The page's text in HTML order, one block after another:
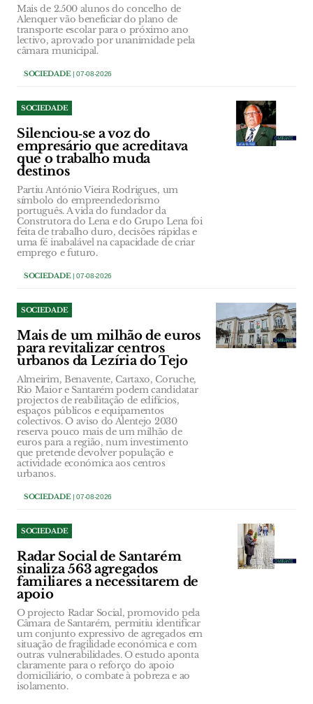
Mais de 2.500 alunos do concelho de
Alenquer vão beneficiar do plano de
transporte escolar para o próximo ano
lectivo, aprovado por unanimidade pela
câmara municipal.
SOCIEDADE| 07-08-2026
SOCIEDADE
Silenciou‑se a voz do
empresário que acreditava
que o trabalho muda
destinos
Partiu António Vieira Rodrigues, um
símbolo do empreendedorismo
português. A vida do fundador da
Construtora do Lena e do Grupo Lena foi
feita de trabalho duro, decisões rápidas e
uma fé inabalável na capacidade de criar
emprego e futuro.
SOCIEDADE| 07-08-2026
SOCIEDADE
Mais de um milhão de euros
para revitalizar centros
urbanos da Lezíria do Tejo
Almeirim, Benavente, Cartaxo, Coruche,
Rio Maior e Santarém podem candidatar
projectos de reabilitação de edifícios,
espaços públicos e equipamentos
colectivos. O aviso do Alentejo 2030
reserva pouco mais de um milhão de
euros para a região, num investimento
que pretende devolver população e
actividade económica aos centros
urbanos.
SOCIEDADE| 07-08-2026
SOCIEDADE
Radar Social de Santarém
sinaliza 563 agregados
familiares a necessitarem de
apoio
O projecto Radar Social, promovido pela
Câmara de Santarém, permitiu identificar
um conjunto expressivo de agregados em
situação de fragilidade económica e com
outras vulnerabilidades. O estudo aponta
claramente para o reforço do apoio
domiciliário, o combate à pobreza e ao
isolamento.